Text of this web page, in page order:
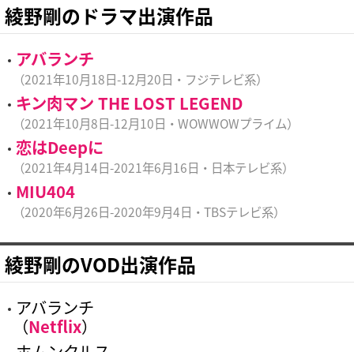
綾野剛のドラマ出演作品
アバランチ
（2021年10月18日-12月20日・フジテレビ系）
キン肉マン THE LOST LEGEND
（2021年10月8日-12月10日・WOWWOWプライム）
恋はDeepに
（2021年4月14日-2021年6月16日・日本テレビ系）
MIU404
（2020年6月26日-2020年9月4日・TBSテレビ系）
綾野剛のVOD出演作品
アバランチ
（Netflix）